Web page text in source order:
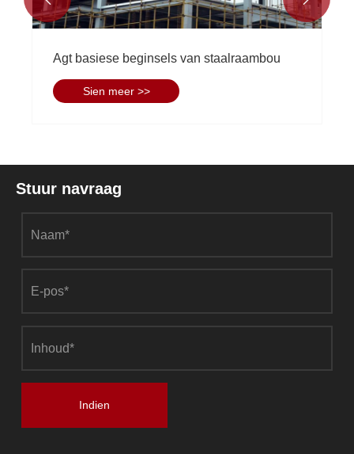
EIHE Intelligent Manufacturing Gold Award
onderneming vir die wen van die Gold
Stuur navraag
Indien